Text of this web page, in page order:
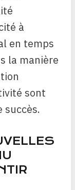
à
en temps
la manière
sont
succès.